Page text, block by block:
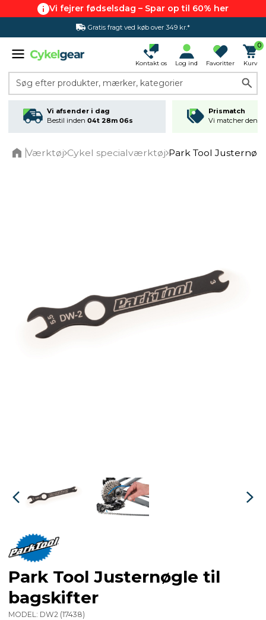
Vi fejrer fødselsdag – Spar op til 60% her
Gratis fragt ved køb over 349 kr.*
Kontakt os Log ind Favoritter
0
Kurv
Søg efter produkter, mærker, kategorier
Vi afsender i dag
Bestil inden 04t 28m 05s
Prismatch
Vi matcher den
Værktøj Cykel specialværktøj Park Tool
Park Tool Justernøgle til
bagskifter
MODEL: DW2 (17438)